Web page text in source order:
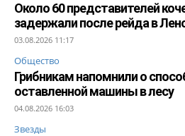
Около 60 представителей
задержали после рейда в
03.08.2026 11:17
Общество
Грибникам напомнили о
оставленной машины в лесу
04.08.2026 16:03
Звезды